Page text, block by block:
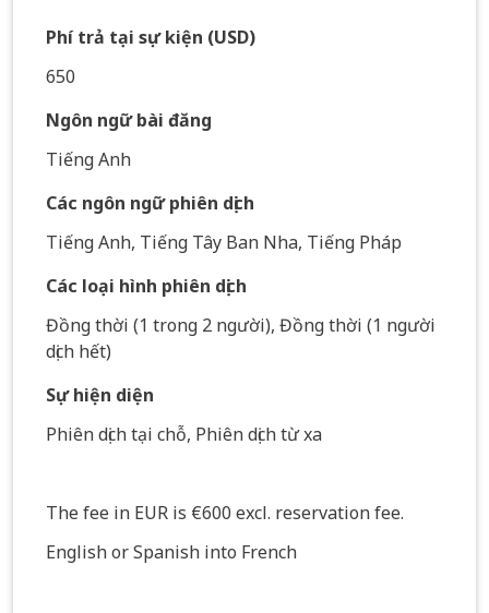
Phí trả tại sự kiện (USD)
650
Ngôn ngữ bài đăng
Tiếng Anh
Các ngôn ngữ phiên dịch
Tiếng Anh, Tiếng Tây Ban Nha, Tiếng Pháp
Các loại hình phiên dịch
Đồng thời (1 trong 2 người), Đồng thời (1 người
dịch hết)
Sự hiện diện
Phiên dịch tại chỗ, Phiên dịch từ xa
The fee in EUR is €600 excl. reservation fee.
English or Spanish into French